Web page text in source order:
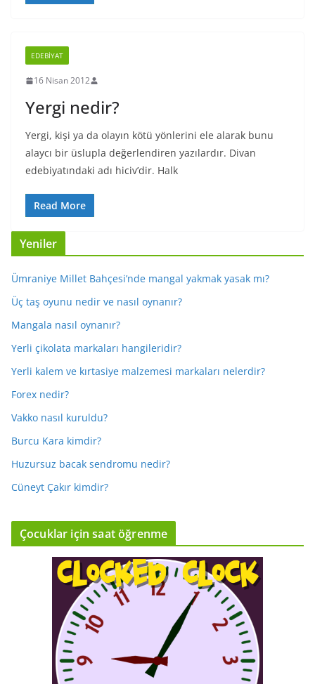
EDEBIYAT
16 Nisan 2012
Yergi nedir?
Yergi, kişi ya da olayın kötü yönlerini ele alarak bunu
alaycı bir üslupla değerlendiren yazılardır. Divan
edebiyatındaki adı hiciv’dir. Halk
Read More
Yeniler
Ümraniye Millet Bahçesi’nde mangal yakmak yasak mı?
Üç taş oyunu nedir ve nasıl oynanır?
Mangala nasıl oynanır?
Yerli çikolata markaları hangileridir?
Yerli kalem ve kırtasiye malzemesi markaları nelerdir?
Forex nedir?
Vakko nasıl kuruldu?
Burcu Kara kimdir?
Huzursuz bacak sendromu nedir?
Cüneyt Çakır kimdir?
Çocuklar için saat öğrenme